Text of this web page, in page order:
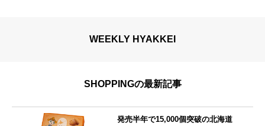
WEEKLY HYAKKEI
SHOPPINGの最新記事
発売半年で15,000個突破の北海道